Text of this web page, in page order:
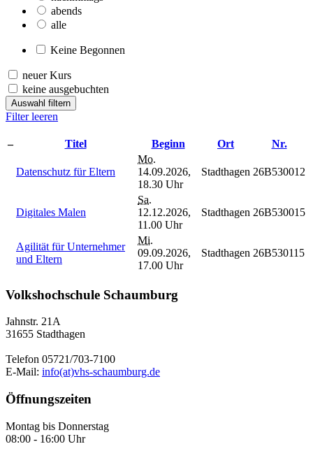
abends
alle
Keine Begonnen
neuer Kurs
keine ausgebuchten
Auswahl filtern
Filter leeren
– Titel Beginn Ort Nr.
Datenschutz für Eltern
Mo.
14.09.2026,
18.30 Uhr
Stadthagen 26B530012
Digitales Malen
Sa.
12.12.2026,
11.00 Uhr
Stadthagen 26B530015
Agilität für Unternehmer
und Eltern
Mi.
09.09.2026,
17.00 Uhr
Stadthagen 26B530115
Volkshochschule Schaumburg
Jahnstr. 21A
31655 Stadthagen
Telefon 05721/703-7100
E-Mail: info(at)vhs-schaumburg.de
Öffnungszeiten
Montag bis Donnerstag
08:00 - 16:00 Uhr